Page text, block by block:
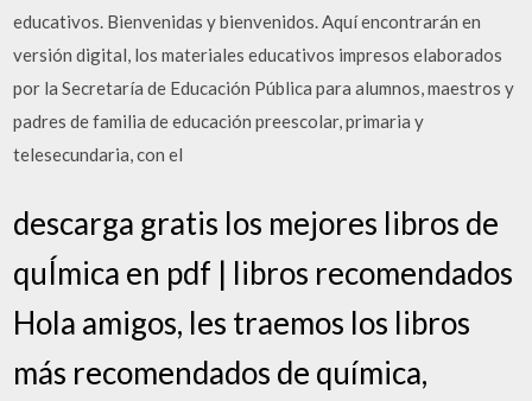
educativos. Bienvenidas y bienvenidos. Aquí encontrarán en
versión digital, los materiales educativos impresos elaborados
por la Secretaría de Educación Pública para alumnos, maestros y
padres de familia de educación preescolar, primaria y
telesecundaria, con el
descarga gratis los mejores libros de
quÍmica en pdf | libros recomendados
Hola amigos, les traemos los libros
más recomendados de química,